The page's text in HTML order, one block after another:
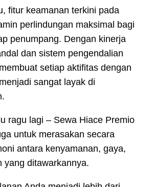
fitur keamanan terkini pada
perlindungan maksimal bagi
penumpang. Dengan kinerja
dan sistem pengendalian
setiap aktifitas dengan
sangat layak di
ragu lagi – Sewa Hiace Premio
untuk merasakan secara
antara kenyamanan, gaya,
yang ditawarkannya.